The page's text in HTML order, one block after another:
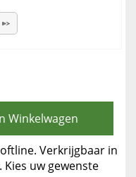
Winkelwagen
Verkrijgbaar in
uw gewenste